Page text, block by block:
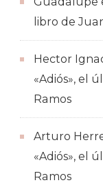
libro de
Hector
«Adiós», el
Ramos
Arturo
«Adiós», el
Ramos